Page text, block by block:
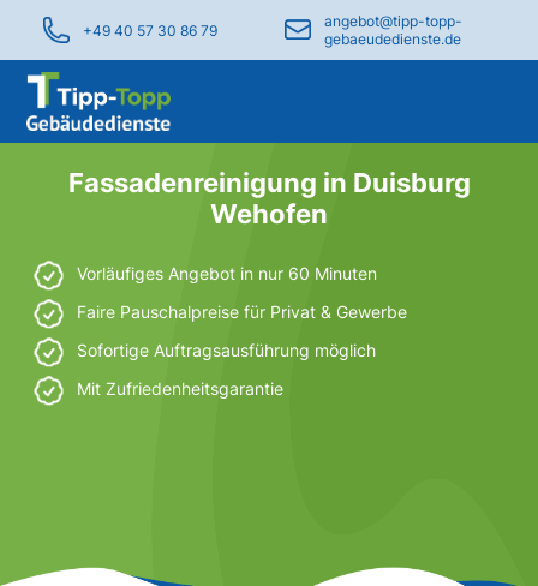
+49 40 57 30 86 79
angebot@tipp-topp-
gebaeudedienste.de
Fassadenreinigung in Duisburg
Wehofen
Vorläufiges Angebot in nur 60 Minuten
Faire Pauschalpreise für Privat & Gewerbe
Sofortige Auftragsausführung möglich
Mit Zufriedenheitsgarantie